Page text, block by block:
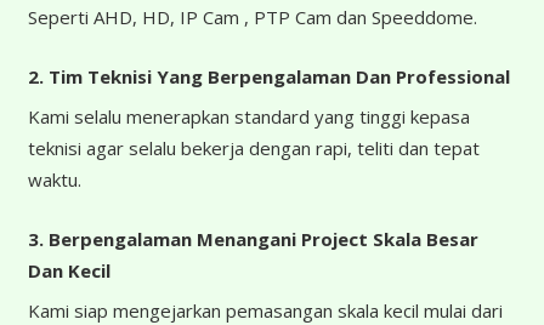
Seperti AHD, HD, IP Cam , PTP Cam dan Speeddome.
2. Tim Teknisi Yang Berpengalaman Dan Professional
Kami selalu menerapkan standard yang tinggi kepasa
teknisi agar selalu bekerja dengan rapi, teliti dan tepat
waktu.
3. Berpengalaman Menangani Project Skala Besar
Dan Kecil
Kami siap mengejarkan pemasangan skala kecil mulai dari